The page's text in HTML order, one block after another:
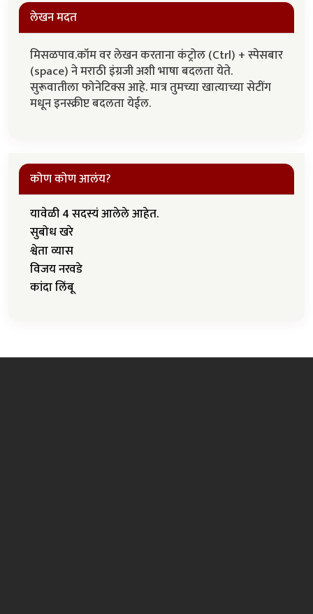
लेखन मदत
मिसळपाव.कॉम वर लेखन करताना कंट्रोल (Ctrl) + स्पेसबार
(space) ने मराठी इंग्रजी अशी भाषा बदलता येते.
सुरूवातीला फोनेटिक्स आहे. मात्र तुमच्या खात्याच्या सेटींग
मधून इनस्क्रीप्ट बदलता येईल.
कोण कोण आलंय?
यावेळी 4 सदस्यं आलेले आहेत.
सुबोध खरे
श्वेता व्यास
विजय नरवडे
कांदा लिंबू